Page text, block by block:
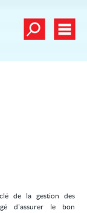
Toutes nos
de la gestion des
d'assurer le bon